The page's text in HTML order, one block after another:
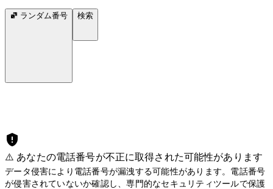
ランダム番号 検索
⚠️ あなたの電話番号が不正に取得された可能性があります
データ侵害により電話番号が漏洩する可能性があります。電話番号
が侵害されていないか確認し、専門的なセキュリティツールで保護